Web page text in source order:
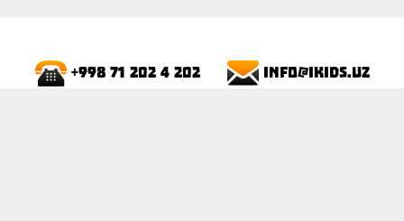
+998 71 202 4 202 info@ikids.uz